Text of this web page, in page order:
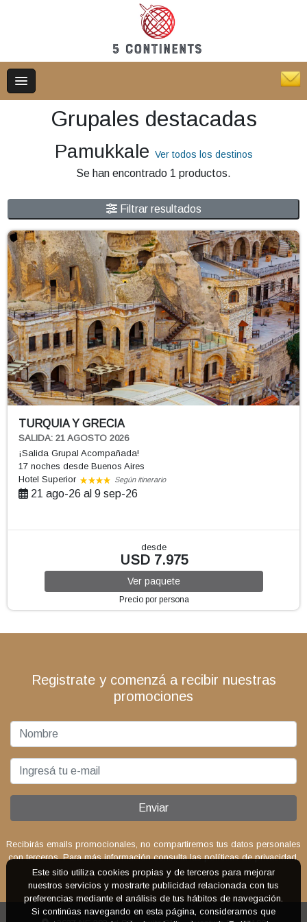
Grupales destacadas
Pamukkale Ver todos los destinos
Se han encontrado 1 productos.
Filtrar resultados
TURQUIA Y GRECIA
SALIDA: 21 AGOSTO 2026
¡Salida Grupal Acompañada!
17 nochesdesde Buenos Aires
Hotel Superior
Según itinerario
21 ago-26 al 9 sep-26
desde
USD 7.975
Ver paquete
Precio por persona
Registrate y comenzá a recibir nuestras
promociones
Enviar
Recibirás emails promocionales, no compartiremos tus datos personales
con terceros. Para más información consulta las políticas de privacidad.
Este sitio utiliza cookies propias y de terceros para mejorar
nuestros servicios y mostrarte publicidad relacionada con tus
preferencias mediante el análisis de tus hábitos de navegación.
Si continúas navegando en esta página, consideramos que